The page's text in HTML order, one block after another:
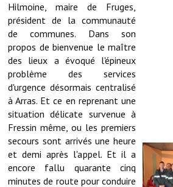
Le personnel municipal
Les moyens financiers
Note de synthèse financière
Rapport d'orientation budgétaire
Actions et projets
Projets et travaux en cours
Procès verbaux des conseils municipaux
Communication
Hilmoine, maire de Fruges,
président de la communauté
de communes. Dans son
propos de bienvenue le maître
des lieux a évoqué l'épineux
problème des services
d'urgence désormais centralisé
à Arras. Et ce en reprenant une
situation délicate survenue à
Fressin même, ou les premiers
secours sont arrivés une heure
et demi après l'appel. Et il a
encore fallu quarante cinq
minutes de route pour conduire